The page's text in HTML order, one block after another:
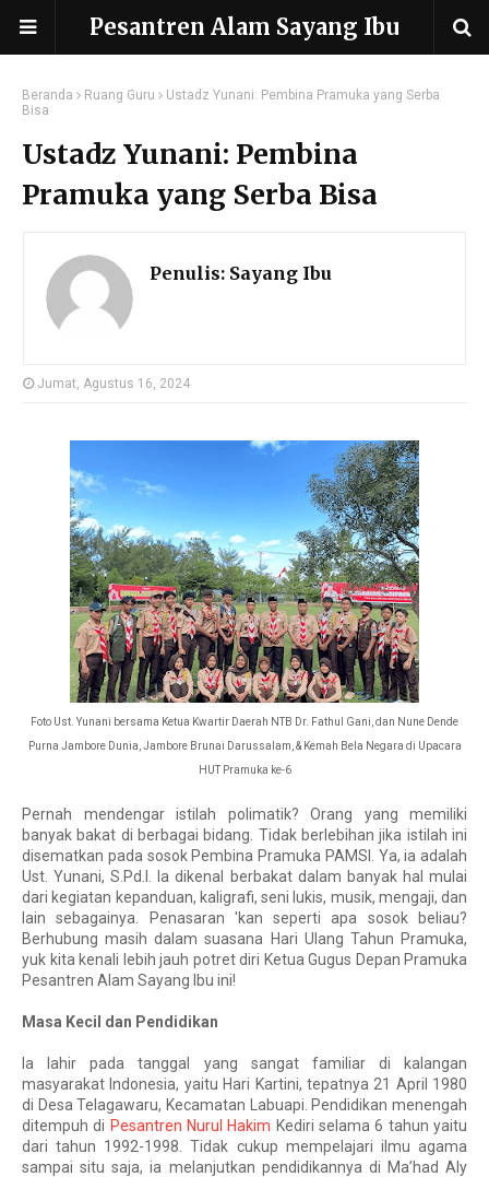
Pesantren Alam Sayang Ibu
Beranda Ruang Guru
Ustadz Yunani: Pembina Pramuka yang Serba
Bisa
Ustadz Yunani: Pembina
Pramuka yang Serba Bisa
Penulis: Sayang Ibu
Jumat, Agustus 16, 2024
Foto Ust. Yunani bersama Ketua Kwartir Daerah NTB Dr. Fathul Gani, dan Nune Dende
Purna Jambore Dunia, Jambore Brunai Darussalam, & Kemah Bela Negara di Upacara
HUT Pramuka ke-6
Pernah mendengar istilah polimatik? Orang yang memiliki
banyak bakat di berbagai bidang. Tidak berlebihan jika istilah ini
disematkan pada sosok Pembina Pramuka PAMSI. Ya, ia adalah
Ust. Yunani, S.Pd.I. Ia dikenal berbakat dalam banyak hal mulai
dari kegiatan kepanduan, kaligrafi, seni lukis, musik, mengaji, dan
lain sebagainya. Penasaran 'kan seperti apa sosok beliau?
Berhubung masih dalam suasana Hari Ulang Tahun Pramuka,
yuk kita kenali lebih jauh potret diri Ketua Gugus Depan Pramuka
Pesantren Alam Sayang Ibu ini!
Masa Kecil dan Pendidikan
Ia lahir pada tanggal yang sangat familiar di kalangan
masyarakat Indonesia, yaitu Hari Kartini, tepatnya 21 April 1980
di Desa Telagawaru, Kecamatan Labuapi. Pendidikan menengah
ditempuh di Pesantren Nurul Hakim Kediri selama 6 tahun yaitu
dari tahun 1992-1998. Tidak cukup mempelajari ilmu agama
sampai situ saja, ia melanjutkan pendidikannya di Ma’had Aly